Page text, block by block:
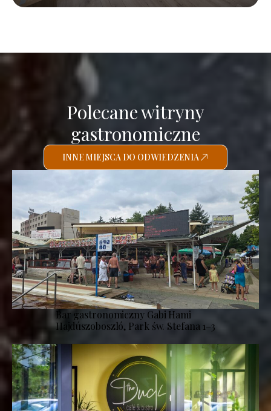
Polecane witryny
gastronomiczne
INNE MIEJSCA DO ODWIEDZENIA
Bar gastronomiczny Gabi Hami
Hajdúszoboszló, Park św. Stefana 1–3